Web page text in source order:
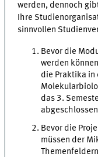
werden, dennoch
Ihre
sinnvollen
Bevor die
werden
die Praktika in
das 3.
Bevor die
müssen der